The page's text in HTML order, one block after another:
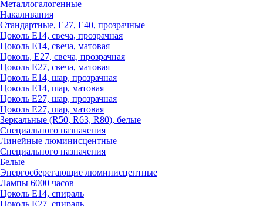
Металлогалогенные
Накаливания
Стандартные, Е27, Е40, прозрачные
Цоколь Е14, свеча, прозрачная
Цоколь Е14, свеча, матовая
Цоколь, Е27, свеча, прозрачная
Цоколь Е27, свеча, матовая
Цоколь Е14, шар, прозрачная
Цоколь Е14, шар, матовая
Цоколь Е27, шар, прозрачная
Цоколь Е27, шар, матовая
Зеркальные (R50, R63, R80), белые
Специального назначения
Линейные люминисцентные
Специального назначения
Белые
Энергосберегающие люминисцентные
Лампы 6000 часов
Цоколь Е14, спираль
Цоколь Е27, спираль